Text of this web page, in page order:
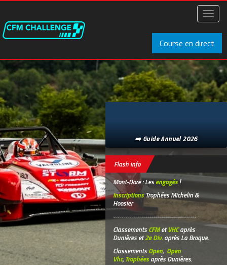
Aller
principal
Course en direct
➡️ Guide Annuel 2026
Flash info
Mont-Dore : Lesengagés!
InscriptionsTrophées Michelin &
Hoosier
-----------------------------------------
ClassementsCFMetVHCaprès
Dunières et2e Div. après La Broque.
ClassementsOpen, Open
Vhc, Trophéesaprès Dunières.